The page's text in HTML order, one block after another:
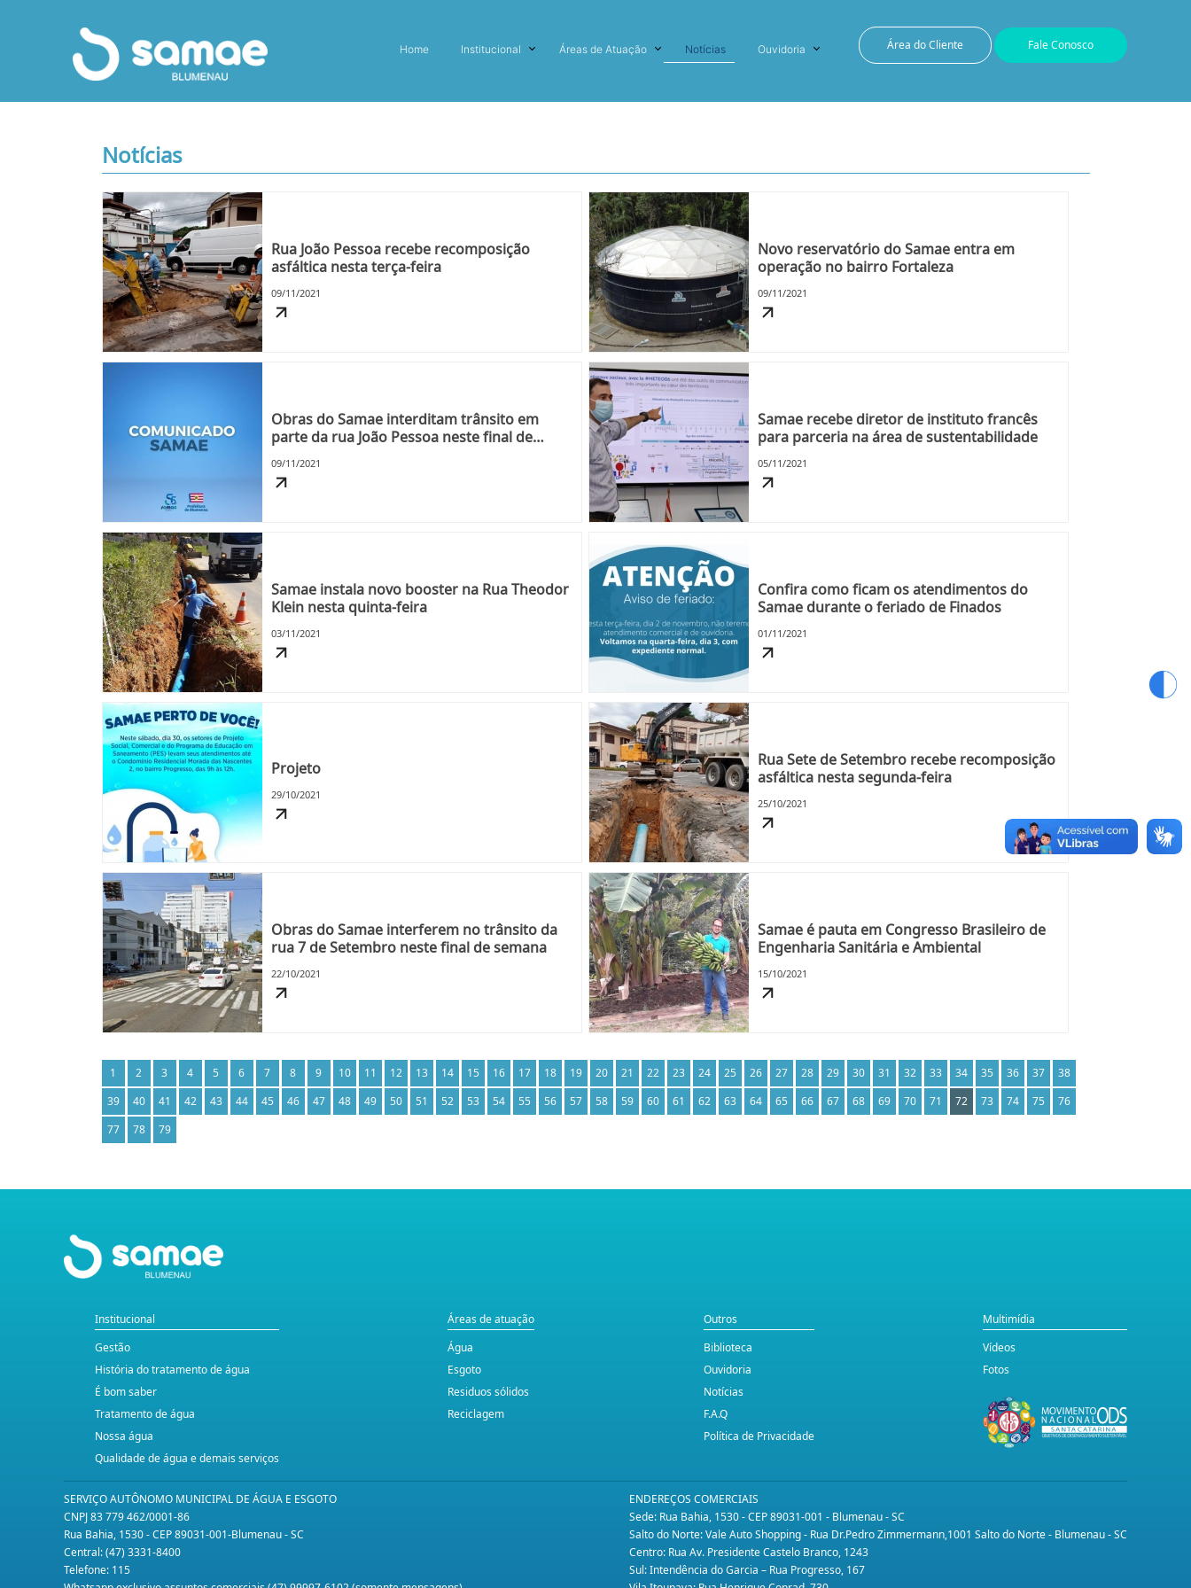
Área do Cliente Fale Conosco
Home Institucional Áreas de Atuação Notícias Ouvidoria
Notícias
Rua João Pessoa recebe recomposição
asfáltica nesta terça-feira
09/11/2021
Novo reservatório do Samae entra em
operação no bairro Fortaleza
09/11/2021
Obras do Samae interditam trânsito em
parte da rua João Pessoa neste final de
09/11/2021
Samae recebe diretor de instituto francês
para parceria na área de sustentabilidade
05/11/2021
Samae instala novo booster na Rua Theodor
Klein nesta quinta-feira
03/11/2021
Confira como ficam os atendimentos do
Samae durante o feriado de Finados
01/11/2021
Projeto
29/10/2021
Rua Sete de Setembro recebe recomposição
asfáltica nesta segunda-feira
25/10/2021
Obras do Samae interferem no trânsito da
rua 7 de Setembro neste final de semana
22/10/2021
Samae é pauta em Congresso Brasileiro de
Engenharia Sanitária e Ambiental
15/10/2021
1 2 3 4 5 6 7 8 9 10 11 12 13 14 15 16 17 18 19 20 21 22 23 24 25 26 27 28 29 30 31 32 33 34 35 36 37
38
39
40 41 42 43 44 45 46 47 48 49 50 51 52 53 54 55 56 57 58 59 60 61 62 63 64 65 66 67 68 69 70 71 72 73 74 75
76
77
78 79
Institucional
Gestão
História do tratamento de água
É bom saber
Tratamento de água
Nossa água
Qualidade de água e demais serviços
Áreas de atuação
Água
Esgoto
Residuos sólidos
Reciclagem
Outros
Biblioteca
Ouvidoria
Notícias
F.A.Q
Política de Privacidade
Multimídia
Vídeos
Fotos
SERVIÇO AUTÔNOMO MUNICIPAL DE ÁGUA E ESGOTO
CNPJ 83 779 462/0001-86
Rua Bahia, 1530 - CEP 89031-001-Blumenau - SC
Central: (47) 3331-8400
Telefone: 115
ENDEREÇOS COMERCIAIS
Sede: Rua Bahia, 1530 - CEP 89031-001 - Blumenau - SC
Salto do Norte: Vale Auto Shopping - Rua Dr.Pedro Zimmermann,1001 Salto do Norte - Blumenau - SC
Centro: Rua Av. Presidente Castelo Branco, 1243
Sul: Intendência do Garcia – Rua Progresso, 167